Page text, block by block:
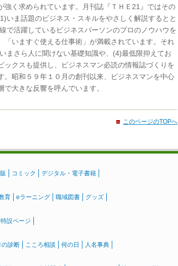
強く求められています。月刊誌『ＴＨＥ21』ではその
いま話題のビジネス・スキルをやさしく解説するとと
で活躍しているビジネスパーソンのプロのノウハウを
「いますぐ使える仕事術」が満載されています。それ
まさら人に聞けない基礎知識や、(4)最低限抑えてお
ックスも提供し、ビジネスマン必読の情報誌づくりを
。昭和５９年１０月の創刊以来、ビジネスマンを中心
で大きな反響を呼んでいます。
このページのTOPへ
コミック デジタル・電子書籍
育 eラーニング 職域図書 グッズ
特設ページ
の診断 こころ相談 何の日 人名事典